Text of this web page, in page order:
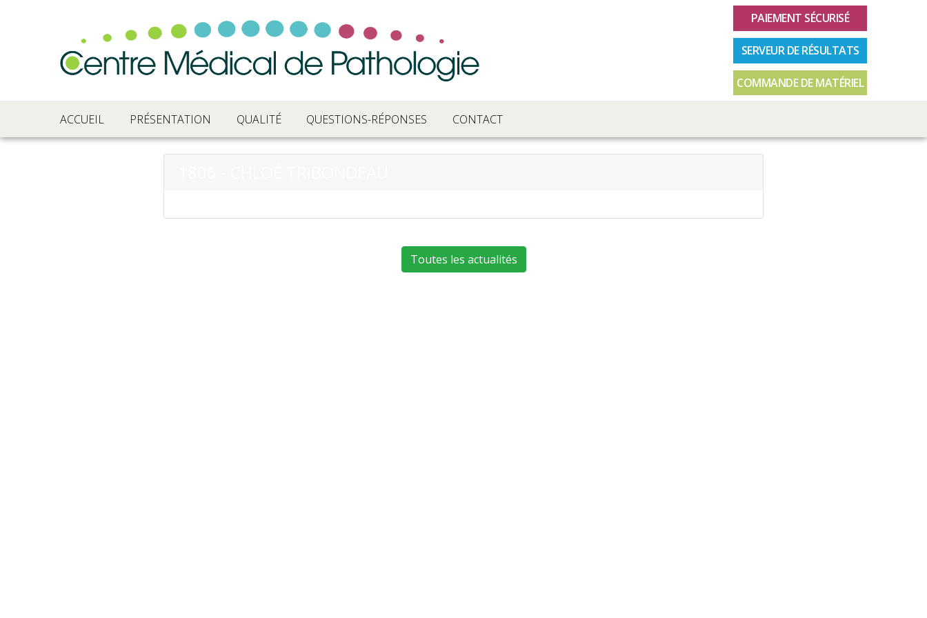
PAIEMENT SÉCURISÉ
SERVEUR DE RÉSULTATS
COMMANDE DE MATÉRIEL
ACCUEIL PRÉSENTATION QUALITÉ QUESTIONS-RÉPONSES CONTACT
Toutes les actualités